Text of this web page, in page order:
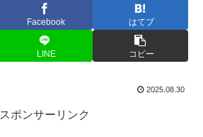
Facebook はてブ
LINE コピー
2025.08.30
スポンサーリンク